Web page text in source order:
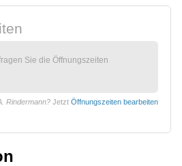
Sie die Öffnungszeiten
Rindermann? Jetzt Öffnungszeiten bearbeiten